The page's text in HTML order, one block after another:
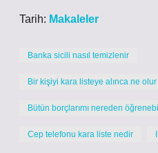
Tarih: Makaleler
Banka sicili nasıl temizlenir
Bir kişiyi kara listeye alınca ne olur
Bütün borçlarımı nereden
Cep telefonu kara liste nedir